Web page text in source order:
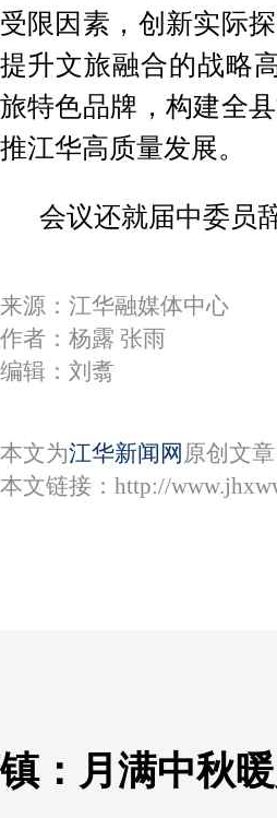
受限因素，创新实际
提升文旅融合的战略
旅特色品牌，构建全
推江华高质量发展。
会议还就届中委员
来源：江华融媒体中心
作者：杨露 张雨
编辑：刘翥
本文为江华新闻网 原创文
本文链接： http://
：月满中秋